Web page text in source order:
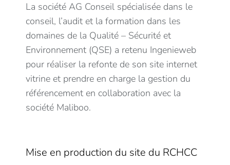
La société AG Conseil spécialisée dans le
conseil, l’audit et la formation dans les
domaines de la Qualité – Sécurité et
Environnement (QSE) a retenu Ingenieweb
pour réaliser la refonte de son site internet
vitrine et prendre en charge la gestion du
référencement en collaboration avec la
société Maliboo.
Mise en production du site du RCHCC